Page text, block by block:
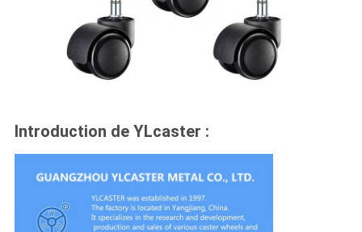
Introduction de YLcaster :